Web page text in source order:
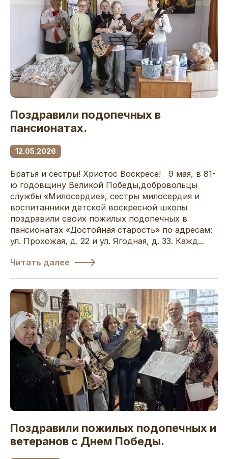
Поздравили подопечных в
пансионатах.
12.05.2026
Братья и сестры! Христос Воскресе! 9 мая, в 81-
ю годовщину Великой Победы,добровольцы
службы «Милосердие», сестры милосердия и
воспитанники детской воскресной школы
поздравили своих пожилых подопечных в
пансионатах «Достойная старость» по адресам:
ул. Прохожая, д. 22 и ул. Ягодная, д. 33. Кажд...
Читать далее
Поздравили пожилых подопечных и
ветеранов с Днем Победы.